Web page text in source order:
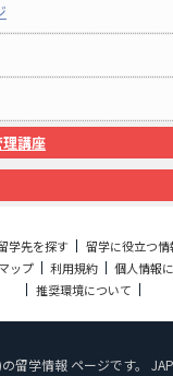
講座
学先を探す 留学に役立つ情
ップ 利用規約
個人情報
推奨環境について
留学情報 ページです。